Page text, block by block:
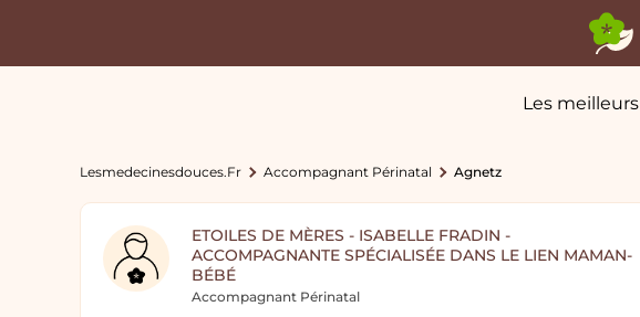
Les meilleurs
Lesmedecinesdouces.fr Accompagnant Périnatal Agnetz
ETOILES DE MÈRES - ISABELLE FRADIN -
ACCOMPAGNANTE SPÉCIALISÉE DANS LE LIEN MAMAN-
BÉBÉ
Accompagnant Périnatal